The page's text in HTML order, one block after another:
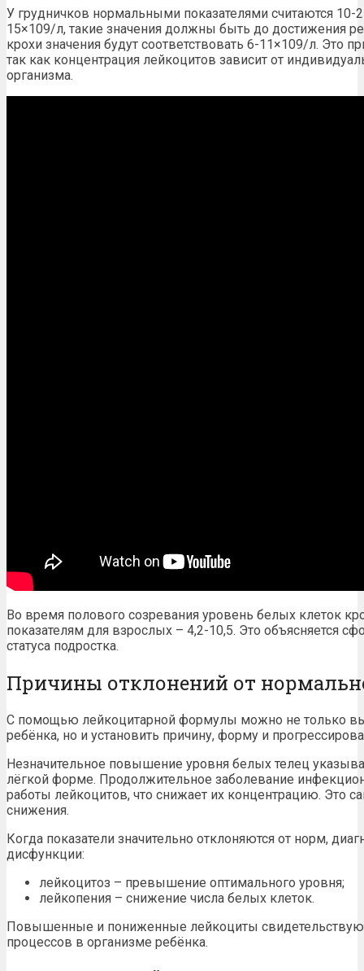
У грудничков нормальными показателями считаются 10-
15×109/л, такие значения должны быть до достижения
крохи значения будут соответствовать 6-11×109/л. Это
так как концентрация лейкоцитов зависит от
организма.
Во время полового созревания уровень белых клеток
показателям для взрослых – 4,2-10,5. Это объясняется
статуса подростка.
Причины отклонений от
С помощью лейкоцитарной формулы можно не только
ребёнка, но и установить причину, форму и
Незначительное повышение уровня белых телец
лёгкой форме. Продолжительное заболевание
работы лейкоцитов, что снижает их концентрацию. Это
снижения.
Когда показатели значительно отклоняются от норм,
дисфункции:
лейкоцитоз – превышение оптимального уровня;
лейкопения – снижение числа белых клеток.
Повышенные и пониженные лейкоциты
процессов в организме ребёнка.